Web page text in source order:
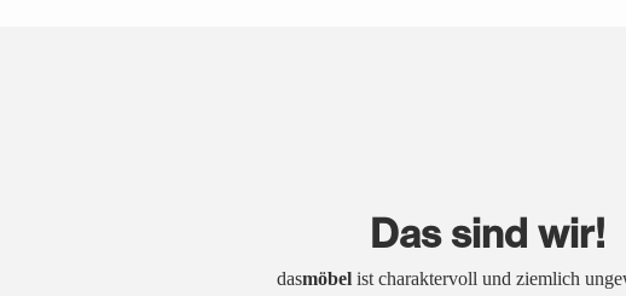
Das sind wir!
dasmöbelist charaktervoll und ziemlich